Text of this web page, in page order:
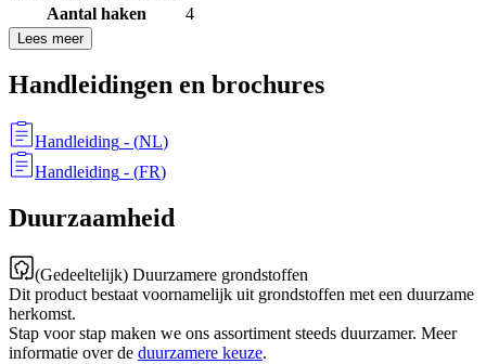
Aantal haken
4
Lees meer
Handleidingen en brochures
Handleiding - (NL)
Handleiding - (FR)
Duurzaamheid
(Gedeeltelijk) Duurzamere grondstoffen
Dit product bestaat voornamelijk uit grondstoffen met een duurzame
herkomst.
Stap voor stap maken we ons assortiment steeds duurzamer. Meer
informatie over de duurzamere keuze.